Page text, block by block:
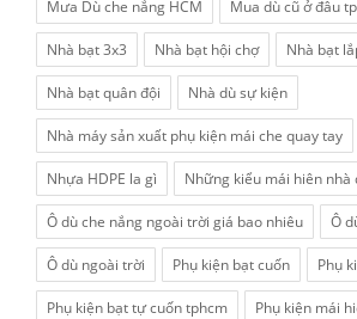
Mưa Dù che nắng HCM Mua dù cũ ở đâu
Nhà bạt 3x3 Nhà bạt hội chợ Nhà bạt
Nhà bạt quân đội Nhà dù sự kiện
Nhà máy sản xuất phụ kiện mái che quay tay
Nhựa HDPE la gì Những kiểu mái hiên nhà
Ô dù che nắng ngoài trời giá bao nhiêu Ô
Ô dù ngoài trời Phụ kiện bạt cuốn Phụ
Phụ kiện bạt tự cuốn tphcm Phụ kiện mái